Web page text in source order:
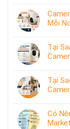
Mỗi
Tại
Tại
Có